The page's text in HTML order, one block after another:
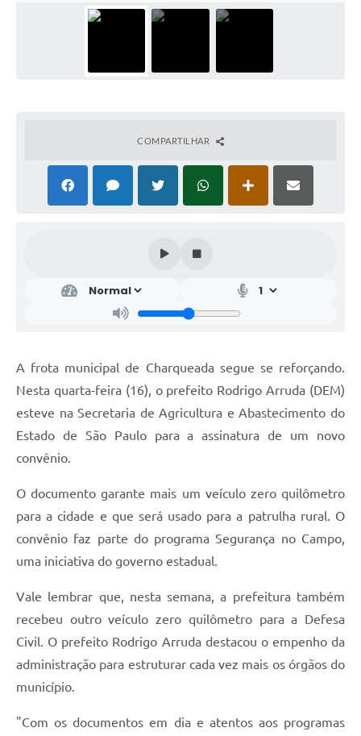
COMPARTILHAR
A frota municipal de Charqueada segue se reforçando.
Nesta quarta-feira (16), o prefeito Rodrigo Arruda (DEM)
esteve na Secretaria de Agricultura e Abastecimento do
Estado de São Paulo para a assinatura de um novo
convênio.
O documento garante mais um veículo zero quilômetro
para a cidade e que será usado para a patrulha rural. O
convênio faz parte do programa Segurança no Campo,
uma iniciativa do governo estadual.
Vale lembrar que, nesta semana, a prefeitura também
recebeu outro veículo zero quilômetro para a Defesa
Civil. O prefeito Rodrigo Arruda destacou o empenho da
administração para estruturar cada vez mais os órgãos do
município.
"Com os documentos em dia e atentos aos programas